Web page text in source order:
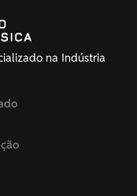
na Indústria